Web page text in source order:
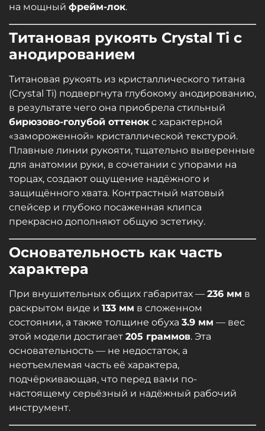
на мощный фрейм-лок.
Титановая рукоять Crystal Ti с
анодированием
Титановая рукоять из кристаллического титана
(Crystal Ti) подвергнута глубокому анодированию,
в результате чего она приобрела стильный
бирюзово-голубой оттенок с характерной
«замороженной» кристаллической текстурой.
Плавные линии рукояти, тщательно выверенные
для анатомии руки, в сочетании с упорами на
торцах, создают ощущение надёжного и
защищённого хвата. Контрастный матовый
спейсер и глубоко посаженная клипса
прекрасно дополняют общую эстетику.
Основательность как часть
характера
При внушительных общих габаритах — 236 мм в
раскрытом виде и 133 мм в сложенном
состоянии, а также толщине обуха 3.9 мм — вес
этой модели достигает 205 граммов. Эта
основательность — не недостаток, а
неотъемлемая часть её характера,
подчёркивающая, что перед вами по-
настоящему серьёзный и надёжный рабочий
инструмент.